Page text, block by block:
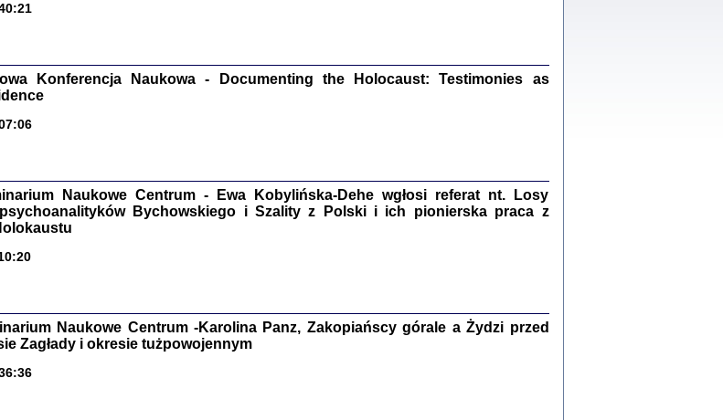
Studia i Materiały
nr 17, R. 2021
NIE WIEMY CO PRZYNIESIE NAM KOLEJNA GODZINA ...
Dziennik pisany w ukryciu w latach 1943-1944
Zagłada Żydów.
Konferencja Naukowa - Documenting the Holocaust: Testimonies as
Naukowe Centrum - Ewa Kobylińska-Dehe wgłosi referat nt. Losy
Bychowskiego i Szality z Polski i ich pionierska praca z
Naukowe Centrum -Karolina Panz, Zakopiańscy górale a Żydzi przed
Zagłady i okresie tużpowojennym